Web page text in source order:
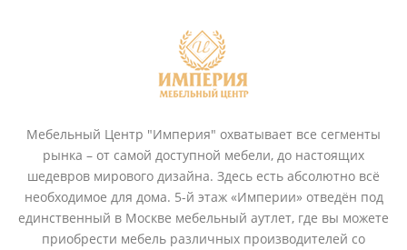
Мебельный Центр "Империя" охватывает все сегменты
рынка – от самой доступной мебели, до настоящих
шедевров мирового дизайна. Здесь есть абсолютно всё
необходимое для дома. 5-й этаж «Империи» отведён под
единственный в Москве мебельный аутлет, где вы можете
приобрести мебель различных производителей со